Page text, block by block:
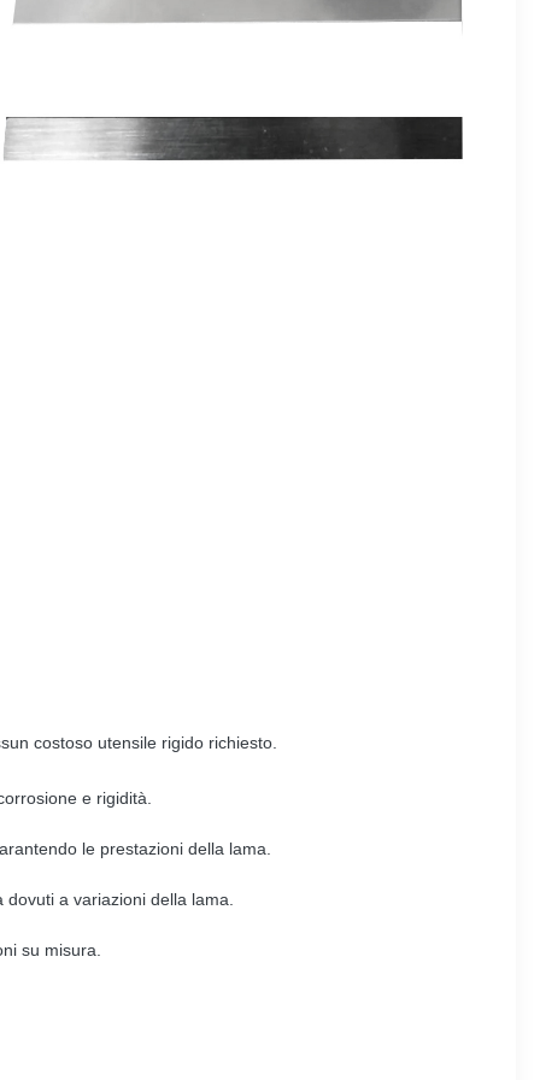
costoso utensile rigido richiesto.
e rigidità.
le prestazioni della lama.
a variazioni della lama.
su misura.